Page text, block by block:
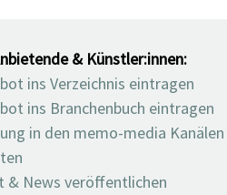
& Künstler:innen:
ins Verzeichnis eintragen
ins Branchenbuch eintragen
in den memo-media Kanälen
& News veröffentlichen